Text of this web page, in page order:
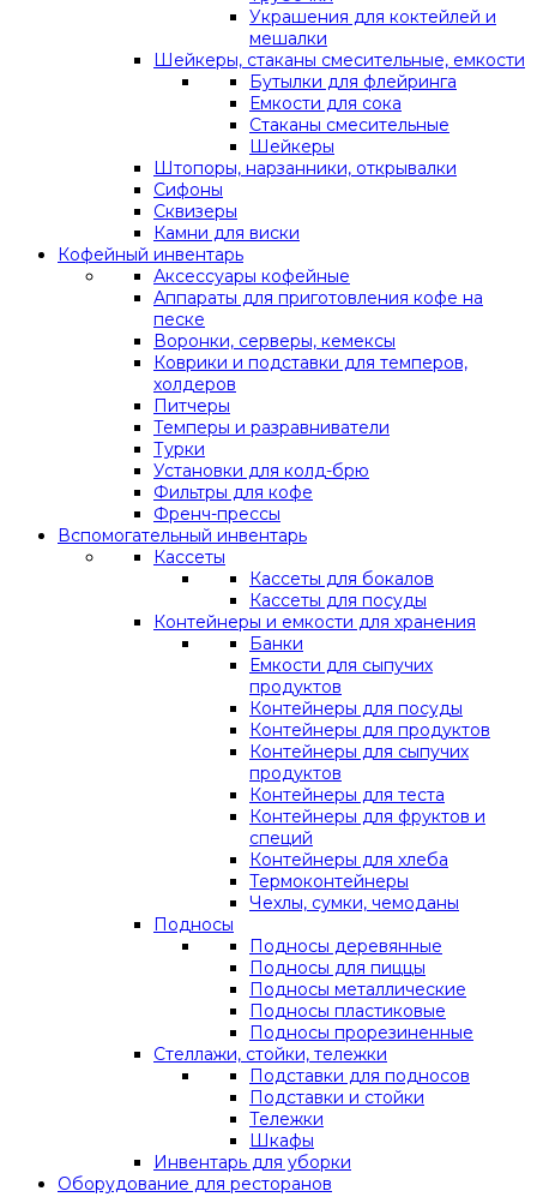
Украшения для коктейлей и
мешалки
Шейкеры, стаканы смесительные, емкости
Бутылки для флейринга
Емкости для сока
Стаканы смесительные
Шейкеры
Штопоры, нарзанники, открывалки
Сифоны
Сквизеры
Камни для виски
Кофейный инвентарь
Аксессуары кофейные
Аппараты для приготовления кофе на
песке
Воронки, серверы, кемексы
Коврики и подставки для темперов,
холдеров
Питчеры
Темперы и разравниватели
Турки
Установки для колд-брю
Фильтры для кофе
Френч-прессы
Вспомогательный инвентарь
Кассеты
Кассеты для бокалов
Кассеты для посуды
Контейнеры и емкости для хранения
Банки
Емкости для сыпучих
продуктов
Контейнеры для посуды
Контейнеры для продуктов
Контейнеры для сыпучих
продуктов
Контейнеры для теста
Контейнеры для фруктов и
специй
Контейнеры для хлеба
Термоконтейнеры
Чехлы, сумки, чемоданы
Подносы
Подносы деревянные
Подносы для пиццы
Подносы металлические
Подносы пластиковые
Подносы прорезиненные
Стеллажи, стойки, тележки
Подставки для подносов
Подставки и стойки
Тележки
Шкафы
Инвентарь для уборки
Оборудование для ресторанов